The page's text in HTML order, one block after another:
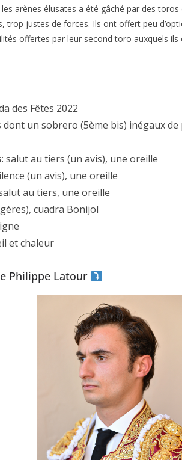
arènes élusates a été gâché par des
trop justes de forces. Ils ont offert peu
offertes par leur second toro auxquels
des Fêtes 2022
dont un sobrero (5ème bis) inégaux
: salut au tiers (un avis), une oreille
(un avis), une oreille
au tiers, une oreille
cuadra Bonijol
et chaleur
Philippe Latour
ACTUALITÉS TAURINES
CHRONIQUES TAURINES 2026
Arles : au seuil des
espérances.
Olivier Castelnau